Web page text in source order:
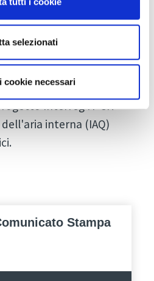
selezionati
cookie necessari
, dove ha condotto
un gruppo di lavoro
interna
Interreg IT-CH “
interna (IAQ)
Stampa